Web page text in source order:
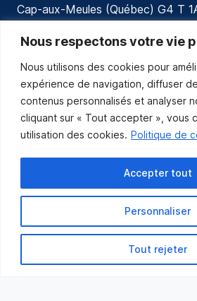
Nous respectons votre vie
Nous utilisons des cookies pour
expérience de navigation, diffuser
contenus personnalisés et analyser
cliquant sur « Tout accepter », vous
utilisation des cookies. Politique de
Personnaliser
Tout rejeter
Accepter tout
Cap-aux-Meules (Québec) G4 T
communications@muniles.ca
418 986-3100
Composez le 1 en tout temps pour
Abonnez-vous
Abonnez-vous pour recevoir
de la Municipalité par courriel.